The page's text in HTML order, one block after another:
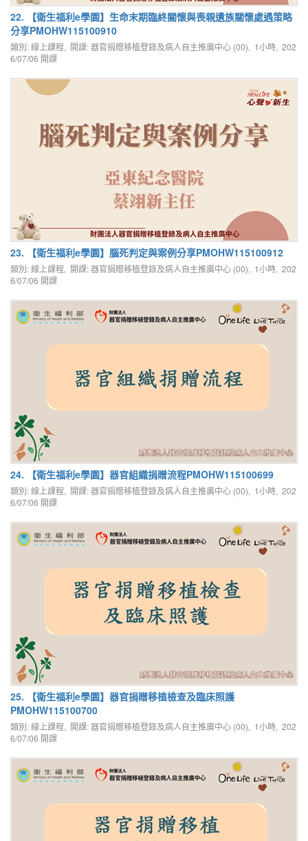
22. 【衛生福利e學園】生命末期臨終關懷與喪親遺族關懷處遇策略
分享PMOHW115100910
類別: 線上課程, 開課: 器官捐贈移植登錄及病人自主推廣中心 (00), 1小時, 202
6/07/06 開課
23. 【衛生福利e學園】腦死判定與案例分享PMOHW115100912
類別: 線上課程, 開課: 器官捐贈移植登錄及病人自主推廣中心 (00), 1小時, 202
6/07/06 開課
24. 【衛生福利e學園】器官組織捐贈流程PMOHW115100699
類別: 線上課程, 開課: 器官捐贈移植登錄及病人自主推廣中心 (00), 1小時, 202
6/07/06 開課
25. 【衛生福利e學園】器官捐贈移植檢查及臨床照護
PMOHW115100700
類別: 線上課程, 開課: 器官捐贈移植登錄及病人自主推廣中心 (00), 1小時, 202
6/07/06 開課